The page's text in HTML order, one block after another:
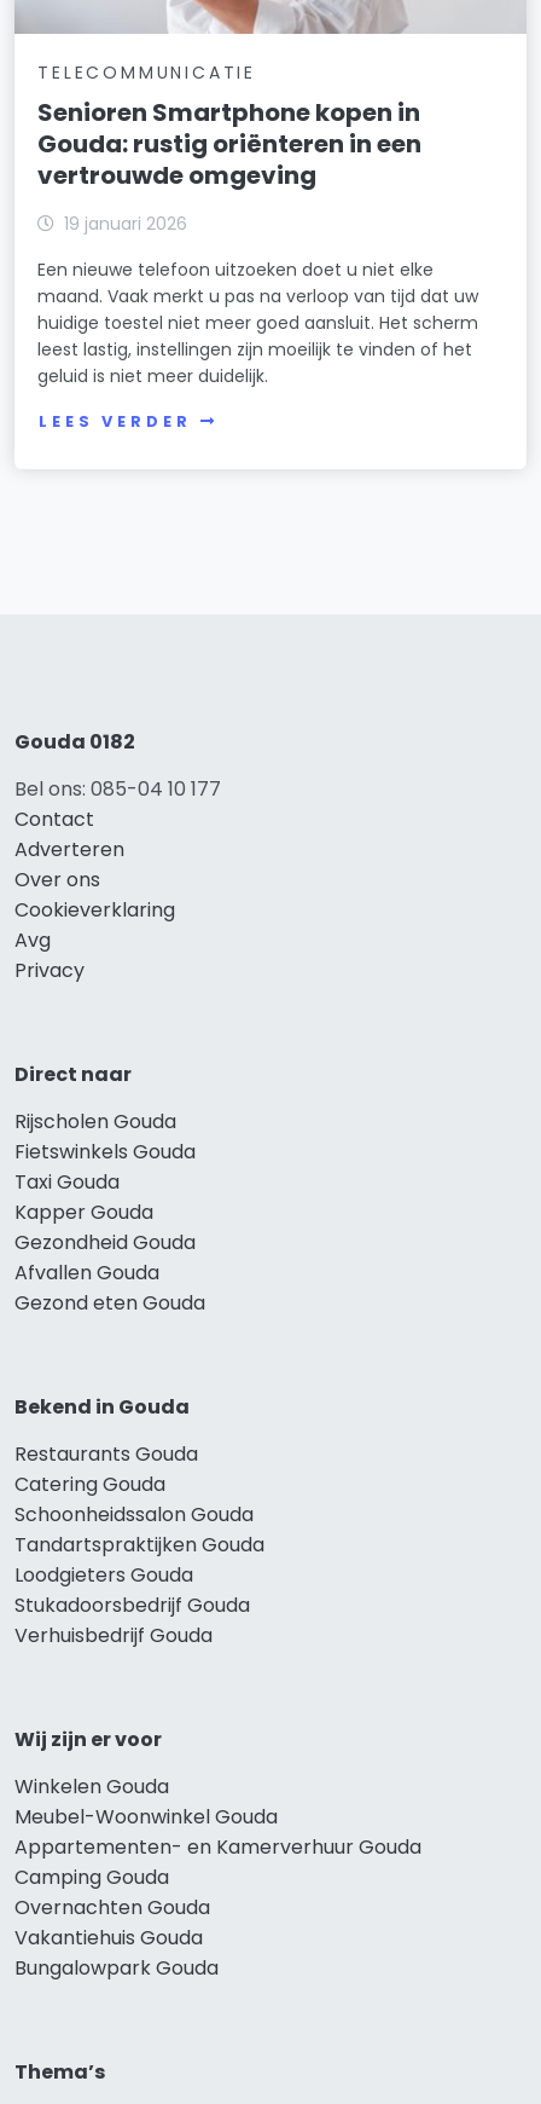
TELECOMMUNICATIE
Senioren Smartphone kopen in
Gouda: rustig oriënteren in een
vertrouwde omgeving
19 januari 2026
Een nieuwe telefoon uitzoeken doet u niet elke
maand. Vaak merkt u pas na verloop van tijd dat uw
huidige toestel niet meer goed aansluit. Het scherm
leest lastig, instellingen zijn moeilijk te vinden of het
geluid is niet meer duidelijk.
LEES VERDER
Gouda 0182
Bel ons: 085-04 10 177
Contact
Adverteren
Over ons
Cookieverklaring
Avg
Privacy
Direct naar
Rijscholen Gouda
Fietswinkels Gouda
Taxi Gouda
Kapper Gouda
Gezondheid Gouda
Afvallen Gouda
Gezond eten Gouda
Bekend in Gouda
Restaurants Gouda
Catering Gouda
Schoonheidssalon Gouda
Tandartspraktijken Gouda
Loodgieters Gouda
Stukadoorsbedrijf Gouda
Verhuisbedrijf Gouda
Wij zijn er voor
Winkelen Gouda
Meubel-Woonwinkel Gouda
Appartementen- en Kamerverhuur Gouda
Camping Gouda
Overnachten Gouda
Vakantiehuis Gouda
Bungalowpark Gouda
Thema’s